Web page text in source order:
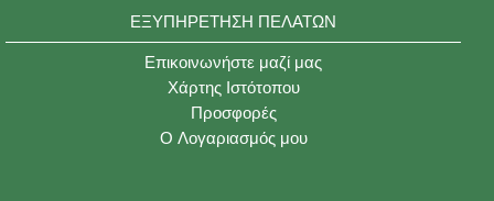
ΕΞΥΠΗΡΈΤΗΣΗ ΠΕΛΑΤΏΝ
Επικοινωνήστε μαζί μας
Χάρτης Ιστότοπου
Προσφορές
O Λογαριασμός μου